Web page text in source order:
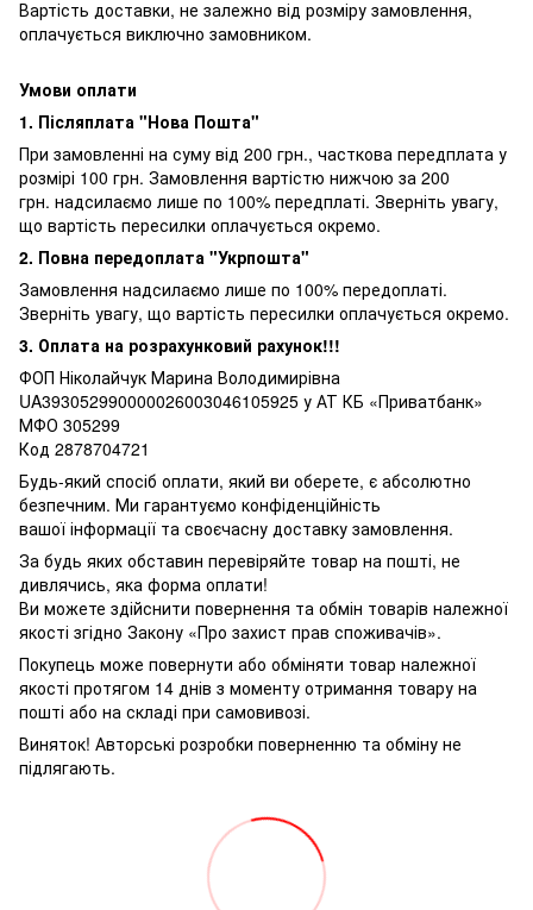
Вартість доставки, не залежно від розміру замовлення,
оплачується виключно замовником.
Умови оплати
1. Післяплата "Нова Пошта"
При замовленні на суму від 200 грн., часткова передплата у
розмірі 100 грн. Замовлення вартістю нижчою за 200
грн. надсилаємо лише по 100% передплаті. Зверніть увагу,
що вартість пересилки оплачується окремо.
2. Повна передоплата "Укрпошта"
Замовлення надсилаємо лише по 100% передоплаті.
Зверніть увагу, що вартість пересилки оплачується окремо.
3. Оплата на розрахунковий рахунок!!!
ФОП Ніколайчук Марина Володимирівна
UA393052990000026003046105925 у АТ КБ «Приватбанк»
МФО 305299
Код 2878704721
Будь-який спосіб оплати, який ви оберете, є абсолютно
безпечним. Ми гарантуємо конфіденційність
вашої інформації та своєчасну доставку замовлення.
За будь яких обставин перевіряйте товар на пошті, не
дивлячись, яка форма оплати!
Ви можете здійснити повернення та обмін товарів належної
якості згідно Закону «Про захист прав споживачів».
Покупець може повернути або обміняти товар належної
якості протягом 14 днів з моменту отримання товару на
пошті або на складі при самовивозі.
Виняток! Авторські розробки поверненню та обміну не
підлягають.